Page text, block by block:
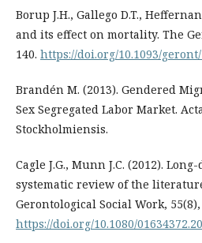
Borup J.H., Gallego D.T.,
and its effect on mortality. The
140. https://doi.org/10.1093/geront/
Brandén M. (2013). Gendered
Sex Segregated Labor Market.
Stockholmiensis.
Cagle J.G., Munn J.C. (2012).
systematic review of the
Gerontological Social Work, 55(8),
https://doi.org/10.1080/